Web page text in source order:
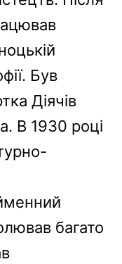
Був
Діячів
В 1930 році
багато